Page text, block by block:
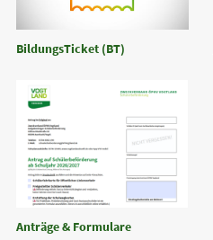
BildungsTicket (BT)
Anträge & Formulare